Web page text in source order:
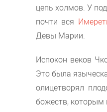
цепь холмов. У
почти вся
Девы Марии.
Испокон веков
Это была
олицетворял
божеств, которым